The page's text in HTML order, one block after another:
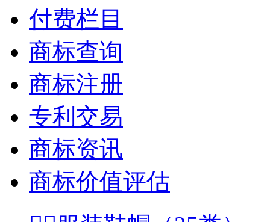
付费栏目
商标查询
商标注册
专利交易
商标资讯
商标价值评估